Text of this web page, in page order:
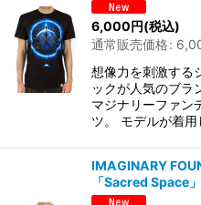
6,000円(税込)
通常販売価格:
想像力を刺激する
ックが人気のブラ
マジナリーファン
ツ。 モデルが着
IMAGINARY
「Sacred Space」